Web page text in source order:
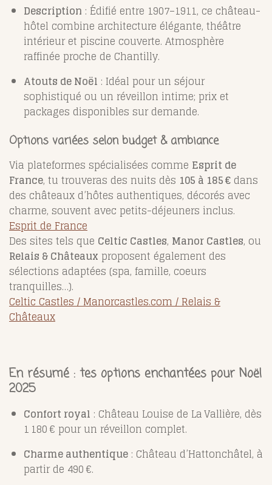
Description : Édifié entre 1907–1911, ce château-
hôtel combine architecture élégante, théâtre
intérieur et piscine couverte. Atmosphère
raffinée proche de Chantilly.
Atouts de Noël : Idéal pour un séjour
sophistiqué ou un réveillon intime; prix et
packages disponibles sur demande.
Options variées selon budget & ambiance
Via plateformes spécialisées comme Esprit de
France, tu trouveras des nuits dès 105 à 185 € dans
des châteaux d’hôtes authentiques, décorés avec
charme, souvent avec petits-déjeuners inclus.
Esprit de France
Des sites tels que Celtic Castles, Manor Castles, ou
Relais & Châteaux proposent également des
sélections adaptées (spa, famille, coeurs
tranquilles…).
Celtic Castles / Manorcastles.com /Relais &
Châteaux
En résumé : tes options enchantées pour Noël
2025
Confort royal : Château Louise de La Vallière, dès
1 180 € pour un réveillon complet.
Charme authentique : Château d’Hattonchâtel, à
partir de 490 €.